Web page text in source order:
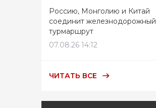
Россию, Монголию и Китай
соединит железнодорожный
турмаршрут
07.08.26 14:12
ЧИТАТЬ ВСЕ